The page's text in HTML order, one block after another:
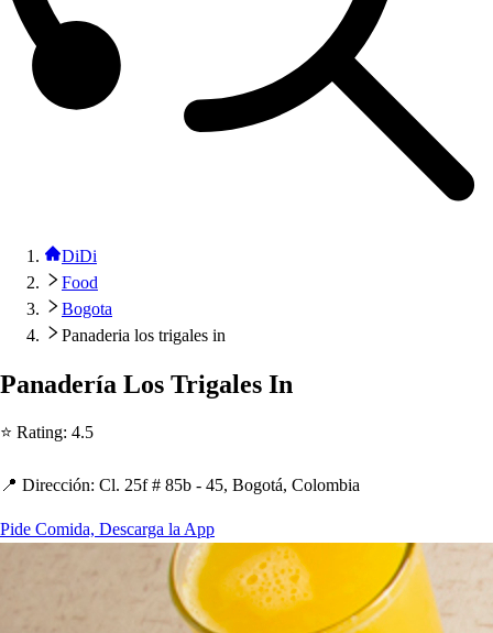
DiDi
Food
Bogota
Panaderia los trigales in
Panadería Los Trigales In
⭐ Rating: 4.5
📍 Dirección: Cl. 25f # 85b - 45, Bogotá, Colombia
Pide Comida, Descarga la App